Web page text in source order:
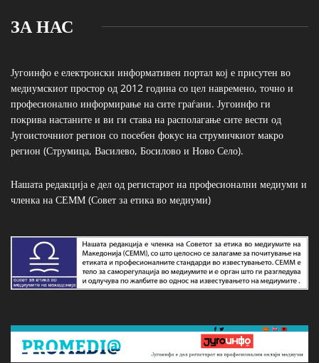
ЗА НАС
Југоинфо е електронски информативен портал кој е присутен во
медиумскиот простор од 2012 година со цел навремено, точно и
професионално информирање на сите граѓани. Југоинфо ги
покрива настаните и ви ги става на располагање сите вести од
Југоисточниот регион со посебен фокус на струмичкиот макро
регион (Струмица, Василево, Босилово и Ново Село).
Нашата редакција е дел од регистарот на професионални медиуми и
членка на СЕММ (Совет за етика во медиуми)